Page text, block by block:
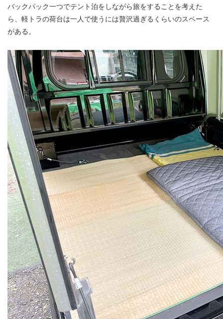
バックパック一つでテント泊をしながら旅をすることを考えた
ら、軽トラの荷台は一人で使うには贅沢過ぎるくらいのスペース
がある。